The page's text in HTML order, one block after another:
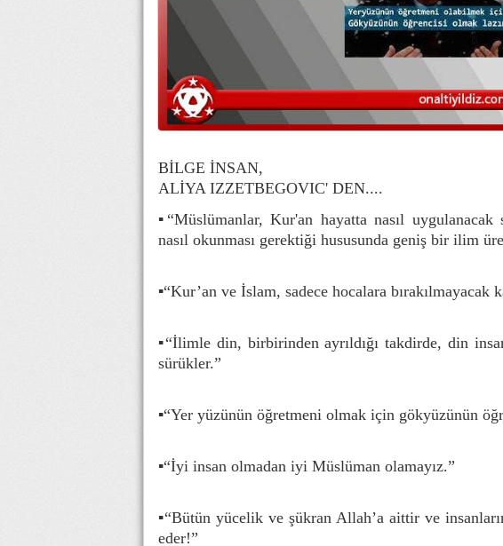
BİLGE İNSAN,
ALİYA IZZETBEGOVIC' DEN....
▪“Müslümanlar, Kur'an hayatta nasıl uygulanacak
nasıl okunması gerektiği hususunda geniş bir ilim
▪“Kur’an ve İslam, sadece hocalara bırakılmayacak
▪“İlimle din, birbirinden ayrıldığı takdirde, din
sürükler.”
▪“Yer yüzünün öğretmeni olmak için gökyüzünün
▪“İyi insan olmadan iyi Müslüman olamayız.”
▪“Bütün yücelik ve şükran Allah’a aittir ve
eder!”